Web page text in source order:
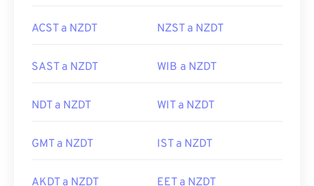
ACST a NZDT NZST a NZDT
SAST a NZDT WIB a NZDT
NDT a NZDT WIT a NZDT
GMT a NZDT IST a NZDT
AKDT a NZDT EET a NZDT